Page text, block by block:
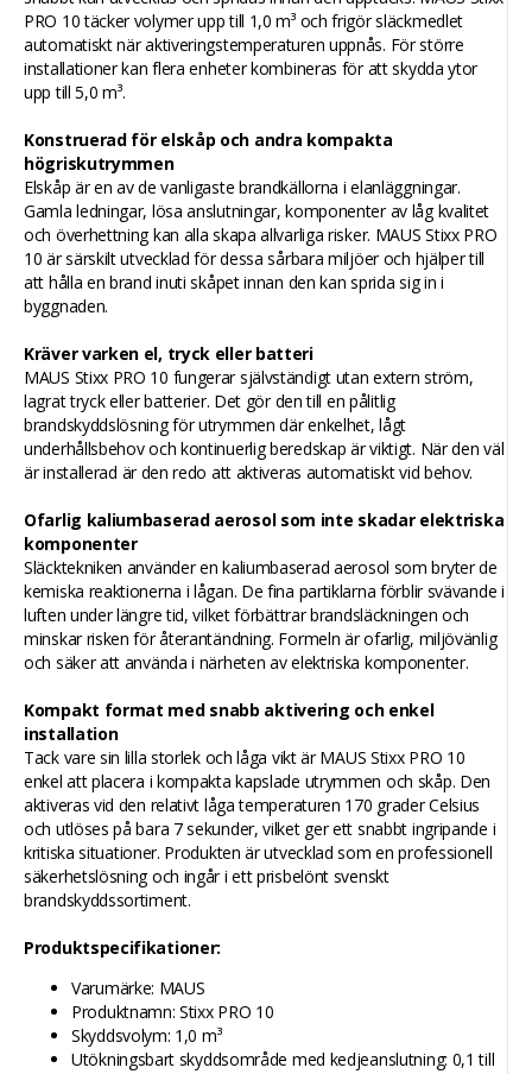
PRO 10 täcker volymer upp till 1,0 m³ och frigör släckmedlet
automatiskt när aktiveringstemperaturen uppnås. För större
installationer kan flera enheter kombineras för att skydda ytor
upp till 5,0 m³.
Konstruerad för elskåp och andra kompakta
högriskutrymmen
Elskåp är en av de vanligaste brandkällorna i elanläggningar.
Gamla ledningar, lösa anslutningar, komponenter av låg kvalitet
och överhettning kan alla skapa allvarliga risker. MAUS Stixx PRO
10 är särskilt utvecklad för dessa sårbara miljöer och hjälper till
att hålla en brand inuti skåpet innan den kan sprida sig in i
byggnaden.
Kräver varken el, tryck eller batteri
MAUS Stixx PRO 10 fungerar självständigt utan extern ström,
lagrat tryck eller batterier. Det gör den till en pålitlig
brandskyddslösning för utrymmen där enkelhet, lågt
underhållsbehov och kontinuerlig beredskap är viktigt. När den väl
är installerad är den redo att aktiveras automatiskt vid behov.
Ofarlig kaliumbaserad aerosol som inte skadar elektriska
komponenter
Släcktekniken använder en kaliumbaserad aerosol som bryter de
kemiska reaktionerna i lågan. De fina partiklarna förblir svävande i
luften under längre tid, vilket förbättrar brandsläckningen och
minskar risken för återantändning. Formeln är ofarlig, miljövänlig
och säker att använda i närheten av elektriska komponenter.
Kompakt format med snabb aktivering och enkel
installation
Tack vare sin lilla storlek och låga vikt är MAUS Stixx PRO 10
enkel att placera i kompakta kapslade utrymmen och skåp. Den
aktiveras vid den relativt låga temperaturen 170 grader Celsius
och utlöses på bara 7 sekunder, vilket ger ett snabbt ingripande i
kritiska situationer. Produkten är utvecklad som en professionell
säkerhetslösning och ingår i ett prisbelönt svenskt
brandskyddssortiment.
Produktspecifikationer:
Varumärke: MAUS
Produktnamn: Stixx PRO 10
Skyddsvolym: 1,0 m³
Utökningsbart skyddsområde med kedjeanslutning: 0,1 till